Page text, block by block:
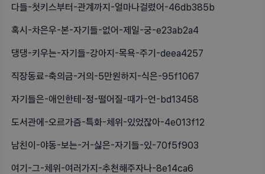
다들-첫키스부터-관계까지-얼마나걸렸어-46db385b
혹시-차은우-본-자기들-없어-제일-궁-e23ab2a4
댕댕-키우는-자기들-강아지-목욕-주기-deea4257
직장동료-축의금-거의-5만원하지-식은-95f1067
자기들은-애인한테-정-떨어질-때가-언-bd13458
도서관에-오르가즘-특화-체위-있었잖아-4e013f12
남친이-야동-보는-거-싫은-자기들-있-70f5f903
여기-그-체위-여러가지-추천해주자나-8e14ca6